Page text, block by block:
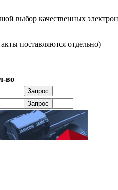
выбор качественных
поставляются отдельно)
во
Запрос
Запрос